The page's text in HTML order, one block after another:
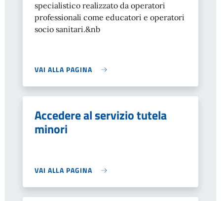
specialistico realizzato da operatori
professionali come educatori e operatori
socio sanitari.&nb
VAI ALLA PAGINA
Accedere al servizio tutela
minori
VAI ALLA PAGINA